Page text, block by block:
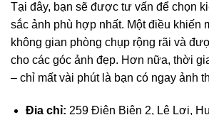
Tại đây, bạn sẽ được tư vấn để chọn
sắc ảnh phù hợp nhất. Một điều khiến
không gian phòng chụp rộng rãi và
cho các góc ảnh đẹp. Hơn nữa, thời
– chỉ mất vài phút là bạn có ngay ảnh
Địa chỉ: 259 Điện Biên 2, Lê Lợi,